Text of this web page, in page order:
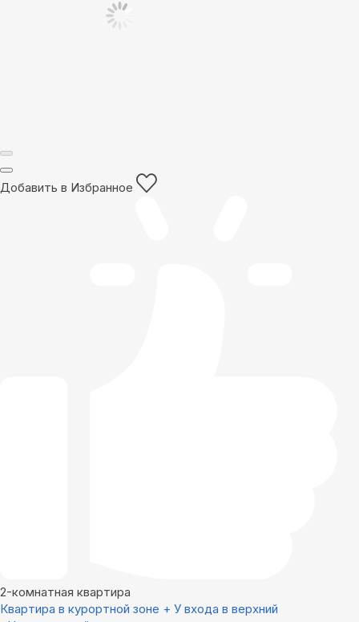
Добавить в Избранное
2-комнатная квартира
Квартира в курортной зоне + У входа в верхний